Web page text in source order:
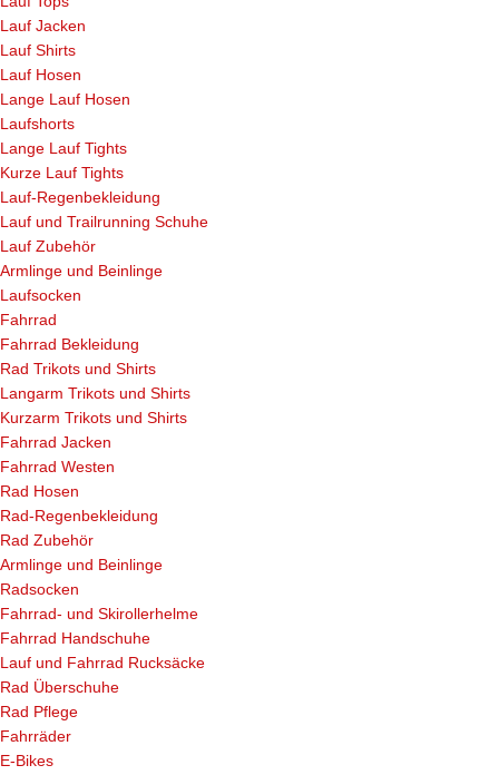
Lauf Jacken
Lauf Shirts
Lauf Hosen
Lange Lauf Hosen
Laufshorts
Lange Lauf Tights
Kurze Lauf Tights
Lauf-Regenbekleidung
Lauf und Trailrunning Schuhe
Lauf Zubehör
Armlinge und Beinlinge
Laufsocken
Fahrrad
Fahrrad Bekleidung
Rad Trikots und Shirts
Langarm Trikots und Shirts
Kurzarm Trikots und Shirts
Fahrrad Jacken
Fahrrad Westen
Rad Hosen
Rad-Regenbekleidung
Rad Zubehör
Armlinge und Beinlinge
Radsocken
Fahrrad- und Skirollerhelme
Fahrrad Handschuhe
Lauf und Fahrrad Rucksäcke
Rad Überschuhe
Rad Pflege
Fahrräder
E-Bikes